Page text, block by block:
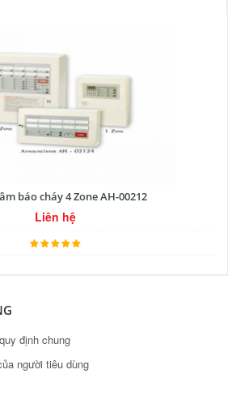
báo cháy 4 Zone AH-00212
Liên hệ
định chung
người tiêu dùng